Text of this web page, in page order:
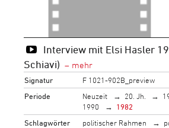
Interview mit Elsi Hasler
Schiavi)
Signatur
F 1021-902B_preview
Periode
Neuzeit 20. Jh.
1990
1982
Schlagwörter
politischer Rahmen